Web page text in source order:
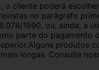
o cliente poderá
no parágrafo
1990, ou, ainda, a
parte do pagamento
produtos
longas. Consulte